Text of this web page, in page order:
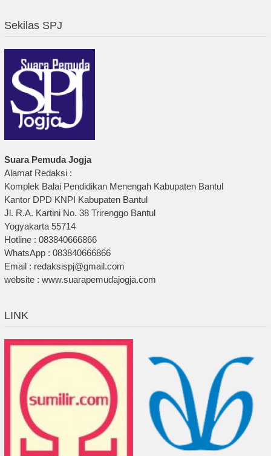
Sekilas SPJ
Suara Pemuda Jogja
Alamat Redaksi :
Komplek Balai Pendidikan Menengah Kabupaten Bantul
Kantor DPD KNPI Kabupaten Bantul
Jl. R.A. Kartini No. 38 Trirenggo Bantul
Yogyakarta 55714
Hotline : 083840666866
WhatsApp : 083840666866
Email : redaksispj@gmail.com
website : www.suarapemudajogja.com
LINK